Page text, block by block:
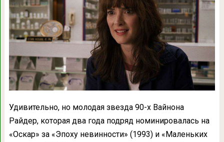
Удивительно, но молодая звезда 90-х Вайнона
Райдер, которая два года подряд номинировалась на
«Оскар» за «Эпоху невинности» (1993) и «Маленьких